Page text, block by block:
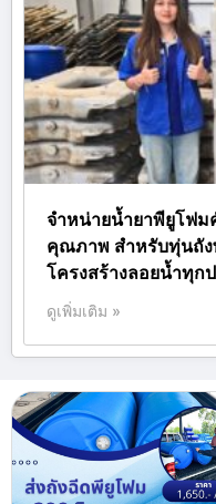
จำหน่ายน้ำยาพียูโฟ
คุณภาพ สำหรับทุ่นถัง
โครงสร้างลอยน้ำทุก
ดูเพิ่มเติม »